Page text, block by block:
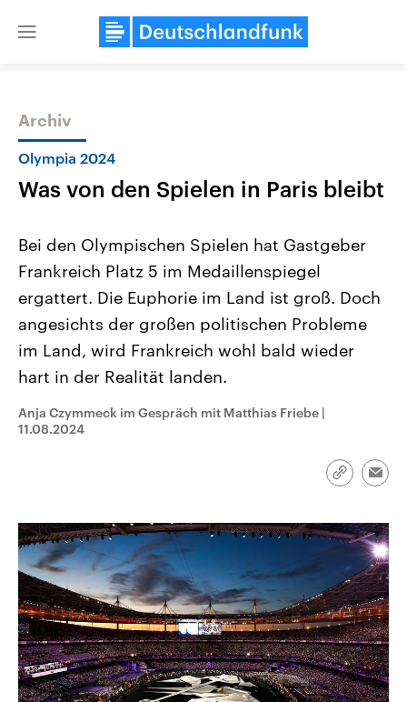
Close
Themen
Landtagswahl Sachsen-Anhalt
2026
Alle Informationen
Sachsen-Anhalt wählt am 6.
September 2026 einen neuen
Bundesland von einer Koalition aus
CDU, SPD und FDP regiert.-
Umfragen, Prognosen,
USA
Aktuelle Beiträge,
Hintergründe
Wirtschaftlich und
mit großem Einfluss auf
aktuelle Weltgeschehen.
Archiv
Olympia 2024
Was von den Spielen in Paris bleibt
Bei den Olympischen Spielen hat Gastgeber
Frankreich Platz 5 im Medaillenspiegel
ergattert. Die Euphorie im Land ist groß. Doch
angesichts der großen politischen Probleme
im Land, wird Frankreich wohl bald wieder
hart in der Realität landen.
Anja Czymmeck im Gespräch mit Matthias Friebe |
11.08.2024
Link